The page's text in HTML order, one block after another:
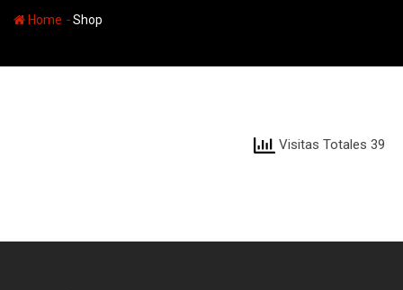
Home -Shop
Visitas Totales 39